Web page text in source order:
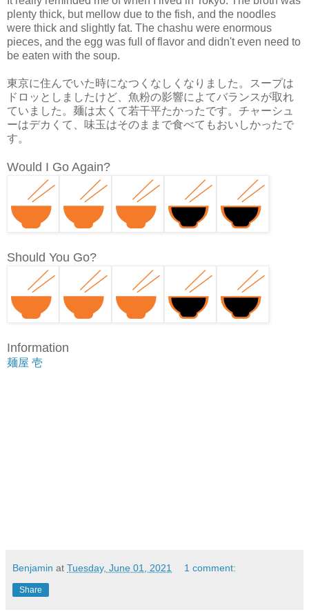
plenty thick, but mellow due to the fish, and the noodles
were thick and slightly fat. The chashu were enormous
pieces, and the egg was full of flavor and didn't even need to
be eaten with the soup.
東京に住んでいた時になつくなしくなりました。スープは
ドロッとしましたけど、魚粉の影響によてバランスが取れ
ていました。麺は太くて若干平たかったです。チャーシュ
ーはデカくて、味玉はそのままで食べてもおいしかったで
す。
Would I Go Again?
Should You Go?
Information
麺屋 壱
Benjamin at Tuesday, June 01, 2021 1 comment:
Share